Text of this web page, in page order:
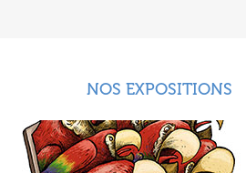
NOS EXPOSITIONS